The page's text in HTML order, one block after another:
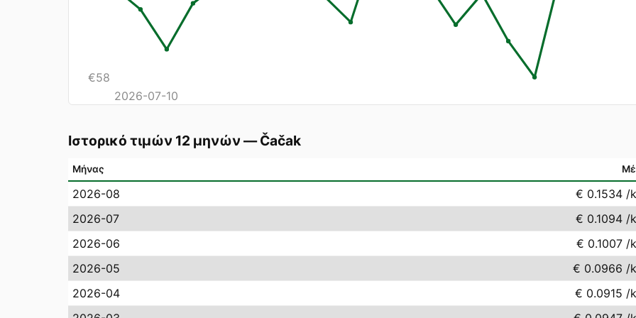
€58
2026-07-10
Ιστορικό τιμών 12 μηνών —Čačak
Μήνας
2026-08 € 0.1534 /
2026-07
€ 0.1094 /
2026-06
€ 0.1007 /
2026-05
€ 0.0966 /
2026-04
€ 0.0915 /